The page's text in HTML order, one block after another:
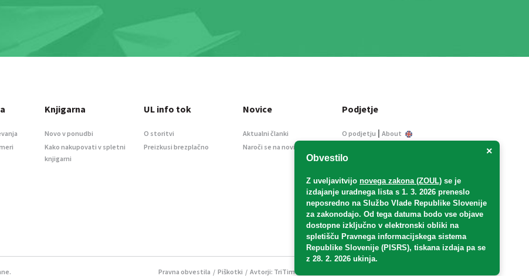
×
Obvestilo
Z uveljavitvijo novega zakona (ZOUL) se je
izdajanje uradnega lista s 1. 3. 2026 preneslo
neposredno na Službo Vlade Republike Slovenije
za zakonodajo. Od tega datuma bodo vse objave
dostopne izključno v elektronski obliki na
spletišču Pravnega informacijskega sistema
Republike Slovenije (PISRS), tiskana izdaja pa se
z 28. 2. 2026 ukinja.
Knjigarna
Novo v ponudbi
Kako nakupovati v spletni
knjigarni
UL info tok
O storitvi
Preizkusi brezplačno
Novice
Aktualni članki
Naroči se na novice
Podjetje
O podjetju | About
Informacije javnega
Oglaševanje
Splošni pogoji
Izjava o varstvu osebnih
podatkov
E-dražbe
Pravna obvestila / Piškotki / Avtorji: TriTim spletna agencija